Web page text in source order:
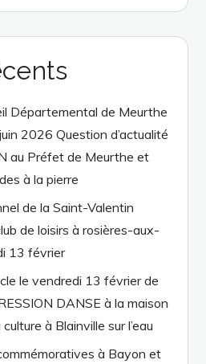
Départemental de Meurthe
2026 Question d’actualité
au Préfet de Meurthe et
à la pierre
de la Saint-Valentin
de loisirs à rosières-aux-
13 février
le vendredi 13 février de
DANSE à la maison
à Blainville sur l’eau
à Bayon et